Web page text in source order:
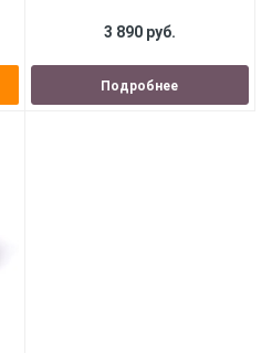
3 890 руб.
Подробнее